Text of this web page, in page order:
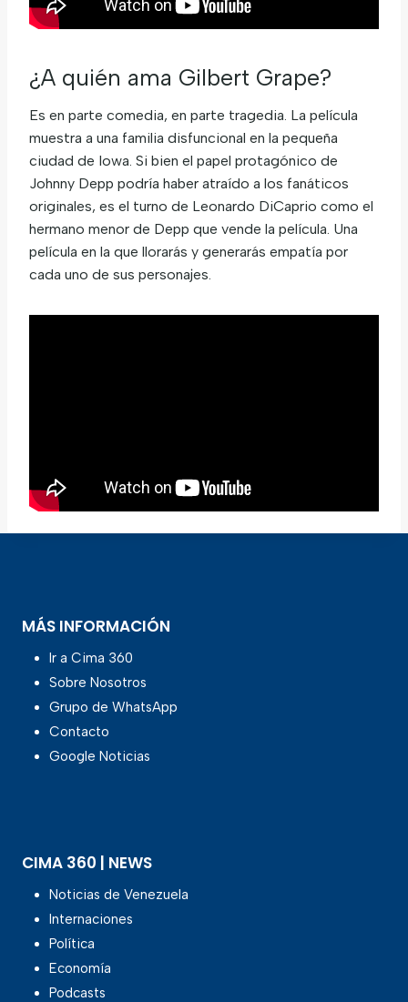
¿A quién ama Gilbert Grape?
Es en parte comedia, en parte tragedia. La película
muestra a una familia disfuncional en la pequeña
ciudad de Iowa. Si bien el papel protagónico de
Johnny Depp podría haber atraído a los fanáticos
originales, es el turno de Leonardo DiCaprio como el
hermano menor de Depp que vende la película. Una
película en la que llorarás y generarás empatía por
cada uno de sus personajes.
MÁS INFORMACIÓN
Ir a Cima 360
Sobre Nosotros
Grupo de WhatsApp
Contacto
Google Noticias
CIMA 360 | NEWS
Noticias de Venezuela
Internaciones
Política
Economía
Podcasts